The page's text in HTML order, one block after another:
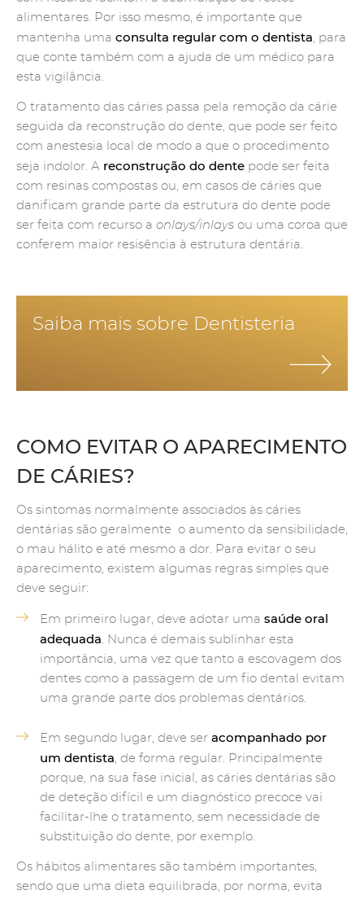
alimentares. Por isso mesmo, é importante que
mantenha uma consulta regular com o dentista, para
que conte também com a ajuda de um médico para
esta vigilância.
O tratamento das cáries passa pela remoção da cárie
seguida da reconstrução do dente, que pode ser feito
com anestesia local de modo a que o procedimento
seja indolor. A reconstrução do dente pode ser feita
com resinas compostas ou, em casos de cáries que
danificam grande parte da estrutura do dente pode
ser feita com recurso a onlays/inlays ou uma coroa que
conferem maior resisência à estrutura dentária.
Saiba mais sobre Dentisteria
COMO EVITAR O APARECIMENTO
DE CÁRIES?
Os sintomas normalmente associados às cáries
dentárias são geralmente o aumento da sensibilidade,
o mau hálito e até mesmo a dor. Para evitar o seu
aparecimento, existem algumas regras simples que
deve seguir:
Em primeiro lugar, deve adotar umasaúde oral
adequada. Nunca é demais sublinhar esta
importância, uma vez que tanto a escovagem dos
dentes como a passagem de um fio dental evitam
uma grande parte dos problemas dentários.
Em segundo lugar, deve seracompanhado por
um dentista, de forma regular. Principalmente
porque, na sua fase inicial, as cáries dentárias são
de deteção difícil e um diagnóstico precoce vai
facilitar-lhe o tratamento, sem necessidade de
substituição do dente, por exemplo.
Os hábitos alimentares são também importantes,
sendo que uma dieta equilibrada, por norma, evita